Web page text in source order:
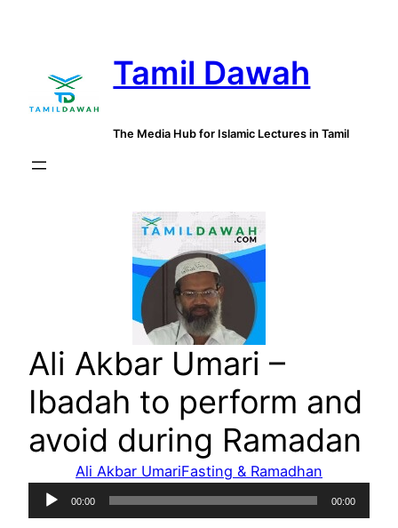
Tamil Dawah
The Media Hub for Islamic Lectures in Tamil
Ali Akbar Umari –
Ibadah to perform and
avoid during Ramadan
Ali Akbar UmariFasting & Ramadhan
Audio
Player
00:00 00:00